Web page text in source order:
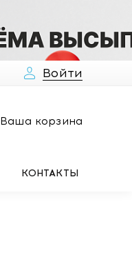
Войти
Ваша корзина
КОНТАКТЫ